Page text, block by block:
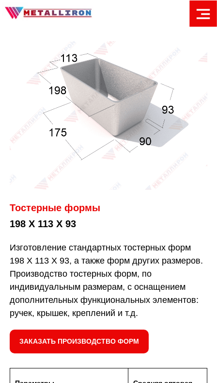
Тостерные формы
198 Х 113 Х 93
Изготовление стандартных тостерных форм
198 Х 113 Х 93, а также форм других размеров.
Производство тостерных форм, по
индивидуальным размерам, с оснащением
дополнительных функциональных элементов:
ручек, крышек, креплений и т.д.
ЗАКАЗАТЬ ПРОИЗВОДСТВО ФОРМ